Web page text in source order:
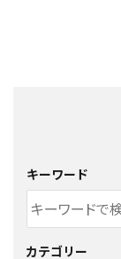
キーワード
カテゴリー